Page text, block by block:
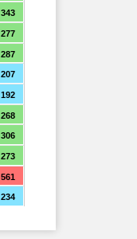
343
277
287
207
192
268
306
273
561
234